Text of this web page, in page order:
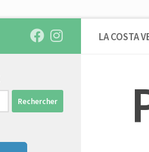
LA COSTA